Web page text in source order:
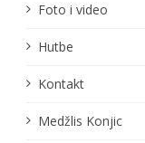
Foto i video
Hutbe
Kontakt
Medžlis Konjic